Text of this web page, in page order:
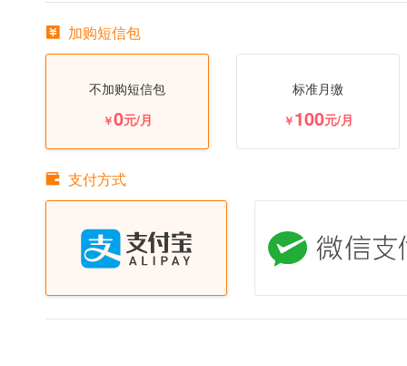
加购短信包
不加购短信包
￥0元/月
标准月缴
￥100元/月
支付方式